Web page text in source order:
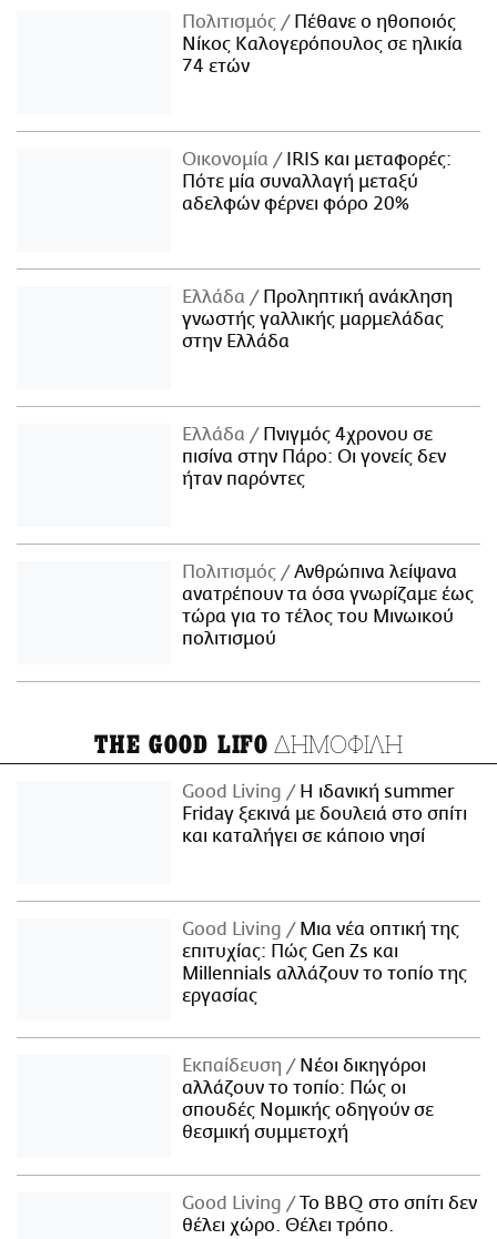
Πολιτισμός
Πέθανε ο ηθοποιός
Νίκος Καλογερόπουλος σε ηλικία
74 ετών
Οικονομία
IRIS και μεταφορές:
Πότε μία συναλλαγή μεταξύ
αδελφών φέρνει φόρο 20%
Ελλάδα
Προληπτική ανάκληση
γνωστής γαλλικής μαρμελάδας
στην Ελλάδα
Ελλάδα
Πνιγμός 4χρονου σε
πισίνα στην Πάρο: Οι γονείς δεν
ήταν παρόντες
Πολιτισμός
Ανθρώπινα λείψανα
ανατρέπουν τα όσα γνωρίζαμε έως
τώρα για το τέλος του Μινωικού
πολιτισμού
THE GOOD LIFO ΔΗΜΟΦΙΛΗ
Good Living
Η ιδανική summer
Friday ξεκινά με δουλειά στο σπίτι
και καταλήγει σε κάποιο νησί
Good Living
Μια νέα οπτική της
επιτυχίας: Πώς Gen Zs και
Millennials αλλάζουν το τοπίο της
εργασίας
Εκπαίδευση
Νέοι δικηγόροι
αλλάζουν το τοπίο: Πώς οι
σπουδές Νομικής οδηγούν σε
θεσμική συμμετοχή
Good Living
Το BBQ στο σπίτι δεν
θέλει χώρο. Θέλει τρόπο.